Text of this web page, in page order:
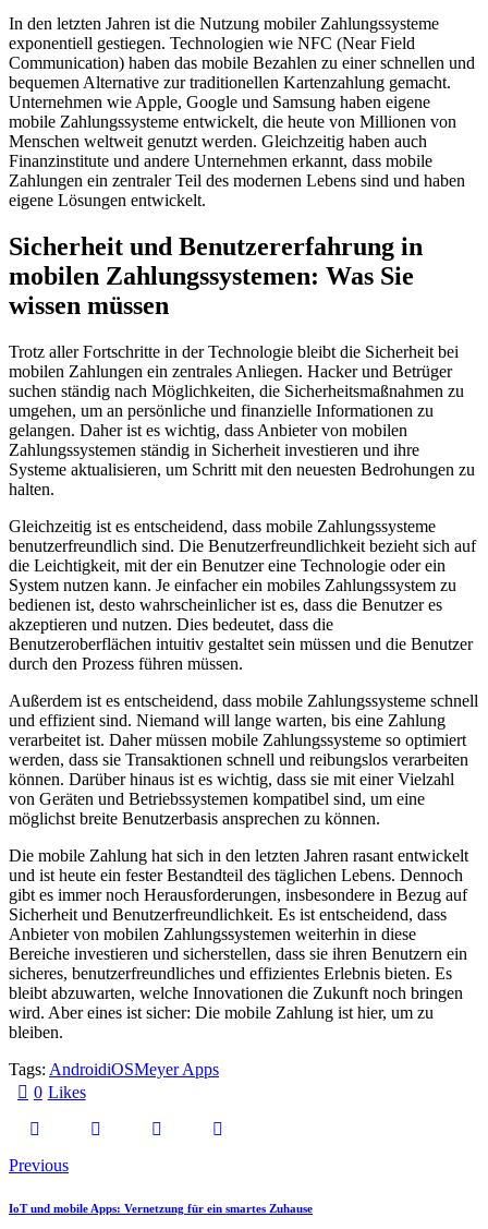
In den letzten Jahren ist die Nutzung mobiler Zahlungssysteme
exponentiell gestiegen. Technologien wie NFC (Near Field
Communication) haben das mobile Bezahlen zu einer schnellen und
bequemen Alternative zur traditionellen Kartenzahlung gemacht.
Unternehmen wie Apple, Google und Samsung haben eigene
mobile Zahlungssysteme entwickelt, die heute von Millionen von
Menschen weltweit genutzt werden. Gleichzeitig haben auch
Finanzinstitute und andere Unternehmen erkannt, dass mobile
Zahlungen ein zentraler Teil des modernen Lebens sind und haben
eigene Lösungen entwickelt.
Sicherheit und Benutzererfahrung in
mobilen Zahlungssystemen: Was Sie
wissen müssen
Trotz aller Fortschritte in der Technologie bleibt die Sicherheit bei
mobilen Zahlungen ein zentrales Anliegen. Hacker und Betrüger
suchen ständig nach Möglichkeiten, die Sicherheitsmaßnahmen zu
umgehen, um an persönliche und finanzielle Informationen zu
gelangen. Daher ist es wichtig, dass Anbieter von mobilen
Zahlungssystemen ständig in Sicherheit investieren und ihre
Systeme aktualisieren, um Schritt mit den neuesten Bedrohungen zu
halten.
Gleichzeitig ist es entscheidend, dass mobile Zahlungssysteme
benutzerfreundlich sind. Die Benutzerfreundlichkeit bezieht sich auf
die Leichtigkeit, mit der ein Benutzer eine Technologie oder ein
System nutzen kann. Je einfacher ein mobiles Zahlungssystem zu
bedienen ist, desto wahrscheinlicher ist es, dass die Benutzer es
akzeptieren und nutzen. Dies bedeutet, dass die
Benutzeroberflächen intuitiv gestaltet sein müssen und die Benutzer
durch den Prozess führen müssen.
Außerdem ist es entscheidend, dass mobile Zahlungssysteme schnell
und effizient sind. Niemand will lange warten, bis eine Zahlung
verarbeitet ist. Daher müssen mobile Zahlungssysteme so optimiert
werden, dass sie Transaktionen schnell und reibungslos verarbeiten
können. Darüber hinaus ist es wichtig, dass sie mit einer Vielzahl
von Geräten und Betriebssystemen kompatibel sind, um eine
möglichst breite Benutzerbasis ansprechen zu können.
Die mobile Zahlung hat sich in den letzten Jahren rasant entwickelt
und ist heute ein fester Bestandteil des täglichen Lebens. Dennoch
gibt es immer noch Herausforderungen, insbesondere in Bezug auf
Sicherheit und Benutzerfreundlichkeit. Es ist entscheidend, dass
Anbieter von mobilen Zahlungssystemen weiterhin in diese
Bereiche investieren und sicherstellen, dass sie ihren Benutzern ein
sicheres, benutzerfreundliches und effizientes Erlebnis bieten. Es
bleibt abzuwarten, welche Innovationen die Zukunft noch bringen
wird. Aber eines ist sicher: Die mobile Zahlung ist hier, um zu
bleiben.
Tags: AndroidiOSMeyer Apps
0 Likes
Previous
IoT und mobile Apps: Vernetzung für ein smartes Zuhause